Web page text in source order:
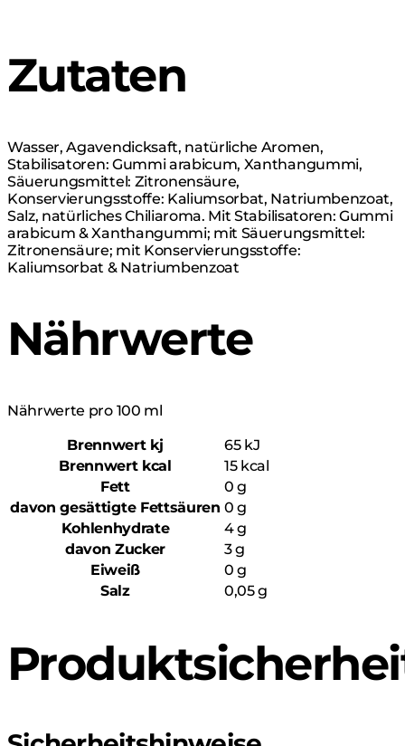
Zutaten
Wasser, Agavendicksaft, natürliche Aromen,
Stabilisatoren: Gummi arabicum, Xanthangummi,
Säuerungsmittel: Zitronensäure,
Konservierungsstoffe: Kaliumsorbat, Natriumbenzoat,
Salz, natürliches Chiliaroma. Mit Stabilisatoren: Gummi
arabicum & Xanthangummi; mit Säuerungsmittel:
Zitronensäure; mit Konservierungsstoffe:
Kaliumsorbat & Natriumbenzoat
Nährwerte
Nährwerte pro 100 ml
Brennwert kj
65 kJ
Brennwert kcal
15 kcal
Fett
0 g
davon gesättigte Fettsäuren 0 g
Kohlenhydrate
4g
davon Zucker 3g
Eiweiß
0 g
Salz
0,05g